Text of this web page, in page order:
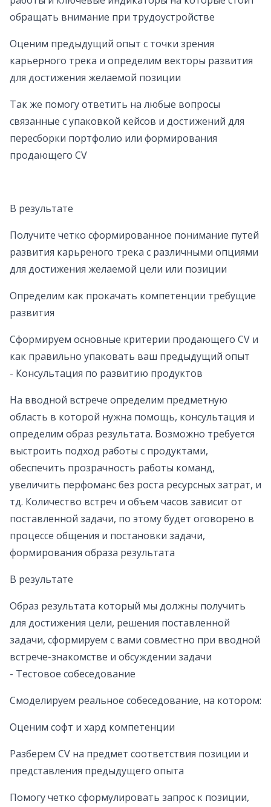
обращать внимание при трудоустройстве
Оценим предыдущий опыт с точки зрения
карьерного трека и определим векторы развития
для достижения желаемой позиции
Так же помогу ответить на любые вопросы
связанные с упаковкой кейсов и достижений для
пересборки портфолио или формирования
продающего CV
В результате
Получите четко сформированное понимание путей
развития карьреного трека с различными опциями
для достижения желаемой цели или позиции
Определим как прокачать компетенции требущие
развития
Сформируем основные критерии продающего CV и
как правильно упаковать ваш предыдущий опыт
- Консультация по развитию продуктов
На вводной встрече определим предметную
область в которой нужна помощь, консультация и
определим образ результата. Возможно требуется
выстроить подход работы с продуктами,
обеспечить прозрачность работы команд,
увеличить перфоманс без роста ресурсных затрат, и
тд. Количество встреч и объем часов зависит от
поставленной задачи, по этому будет оговорено в
процессе общения и постановки задачи,
формирования образа результата
В результате
Образ результата который мы должны получить
для достижения цели, решения поставленной
задачи, сформируем с вами совместно при вводной
встрече-знакомстве и обсуждении задачи
- Тестовое собеседование
Смоделируем реальное собеседование, на котором:
Оценим софт и хард компетенции
Разберем CV на предмет соответствия позиции и
представления предыдущего опыта
Помогу четко сформулировать запрос к позиции,